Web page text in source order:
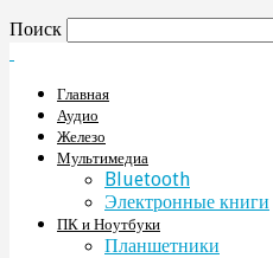
Поиск
Главная
Аудио
Железо
Мультимедиа
Bluetooth
Электронные книги
ПК и Ноутбуки
Планшетники